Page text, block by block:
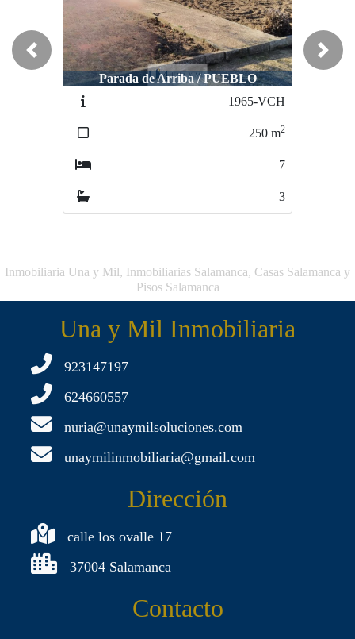
Parada de Arriba / PUEBLO
1965-VCH
250 m2
7
3
Previous Next
Inmobiliaria Una y Mil, Inmobiliarias Salamanca, Casas Salamanca y
Pisos Salamanca
Una y Mil Inmobiliaria
923147197
624660557
nuria@unaymilsoluciones.com
unaymilinmobiliaria@gmail.com
Dirección
calle los ovalle 17
37004 Salamanca
Contacto